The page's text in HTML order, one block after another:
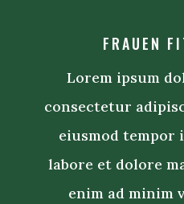
FRAUEN
Lorem ipsum
consectetur
eiusmod
labore et dolore
enim ad minim